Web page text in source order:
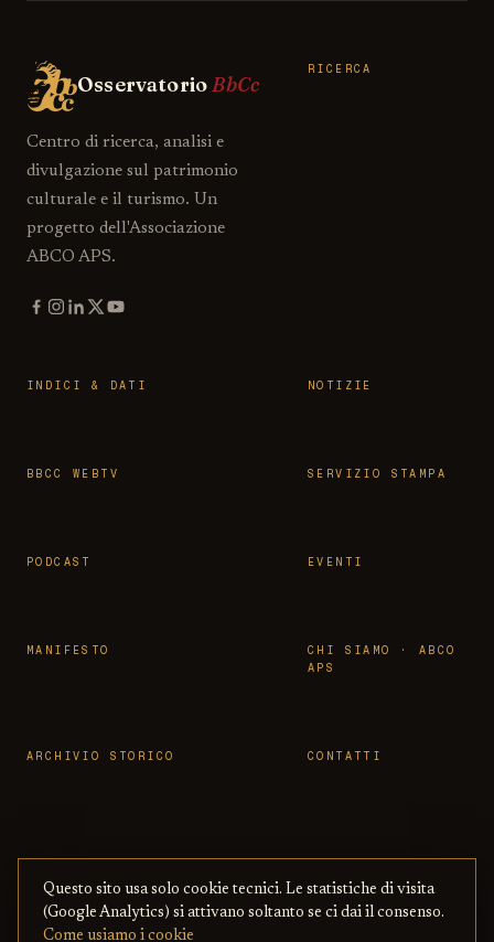
OsservatorioBbCc
Centro di ricerca, analisi e
divulgazione sul patrimonio
culturale e il turismo. Un
progetto dell'Associazione
ABCO APS.
RICERCA
INDICI & DATI NOTIZIE
BBCC WEBTV SERVIZIO STAMPA
PODCAST EVENTI
MANIFESTO
CHI SIAMO · ABCO
APS
ARCHIVIO STORICO CONTATTI
© 2026 OSSERVATORIO BBCC ·
ASSOCIAZIONE ABCO APS— CON BENI
CULTURALI ONLINE
PRIVACY
·COOKIE·
Questo sito usa solo cookie tecnici. Le statistiche di visita
(Google Analytics) si attivano soltanto se ci dai il consenso.
Come usiamo i cookie